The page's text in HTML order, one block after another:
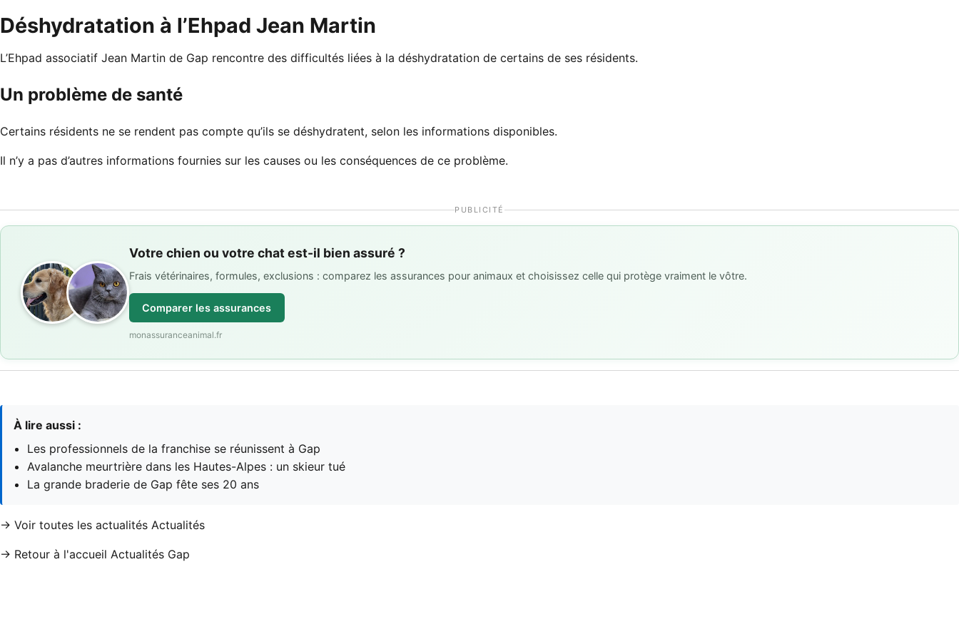
Déshydratation à l’Ehpad Jean Martin
L’Ehpad associatif Jean Martin de Gap rencontre des difficultés liées à la déshydratation de certains de ses résidents.
Un problème de santé
Certains résidents ne se rendent pas compte qu’ils se déshydratent, selon les informations disponibles.
Il n’y a pas d’autres informations fournies sur les causes ou les conséquences de ce problème.
PUBLICITÉ
Votre chien ou votre chat est-il bien assuré ?
Frais vétérinaires, formules, exclusions : comparez les assurances pour animaux et choisissez celle qui protège vraiment le vôtre.
Comparer les assurances
monassuranceanimal.fr
À lire aussi :
Les professionnels de la franchise se réunissent à Gap
Avalanche meurtrière dans les Hautes-Alpes : un skieur tué
La grande braderie de Gap fête ses 20 ans
→ Voir toutes les actualités Actualités
→ Retour à l'accueil Actualités Gap